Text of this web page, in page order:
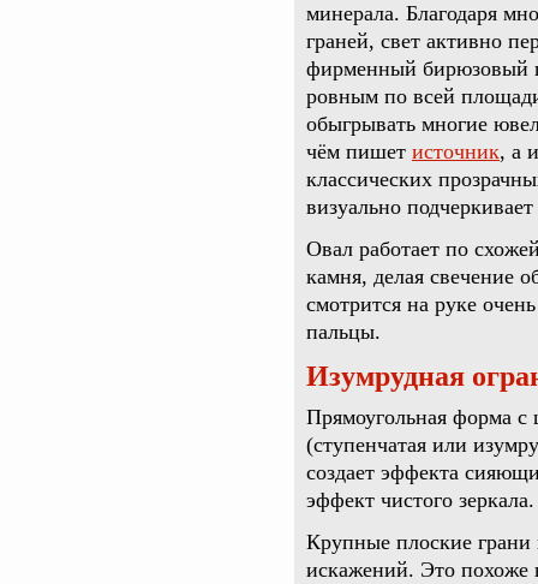
минерала. Благодаря
граней, свет активно
фирменный бирюзовый
ровным по всей
обыгрывать многие
чём пишет источник, а
классических
визуально
Овал работает по
камня, делая свечение
смотрится на руке
пальцы.
Изумрудная
Прямоугольная форма
(ступенчатая или
создает эффекта
эффект чистого зеркала.
Крупные плоские
искажений. Это похоже